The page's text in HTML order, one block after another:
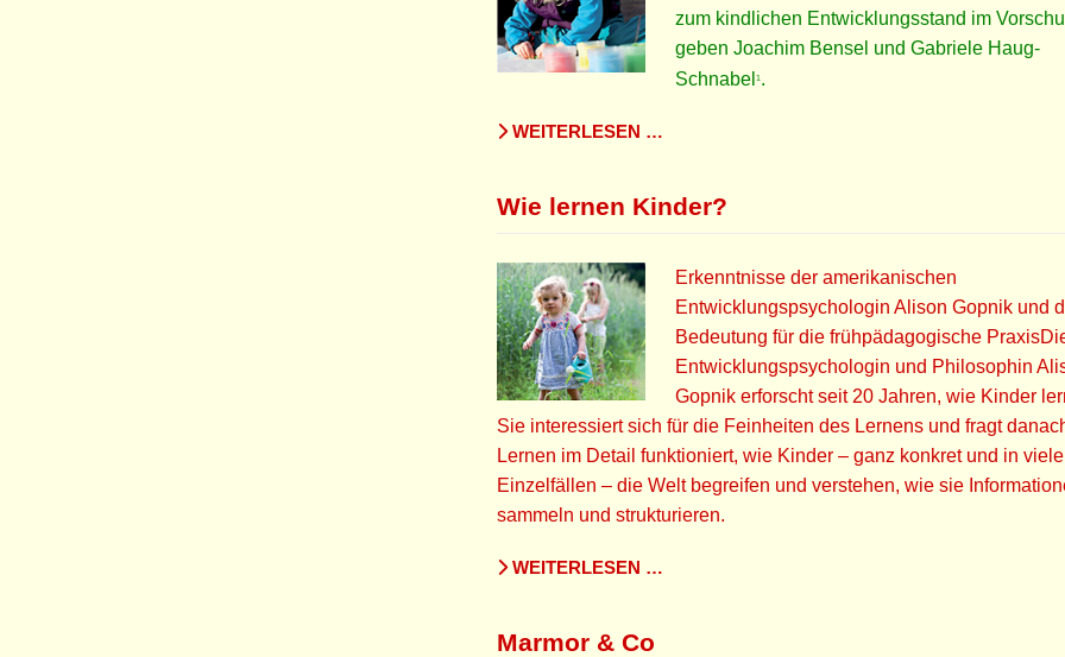
zum kindlichen Entwicklungsstand im
geben Joachim Bensel und Gabriele Haug-
Schnabel 1 .
WEITERLESEN …
Wie lernen Kinder?
Erkenntnisse der amerikanischen
Entwicklungspsychologin Alison Gopnik und
Bedeutung für die frühpädagogische
Entwicklungspsychologin und Philosophin
Gopnik erforscht seit 20 Jahren, wie Kinder
Sie interessiert sich für die Feinheiten des Lernens und fragt
Lernen im Detail funktioniert, wie Kinder – ganz konkret und in
Einzelfällen – die Welt begreifen und verstehen, wie sie
sammeln und strukturieren.
WEITERLESEN …
Marmor & Co